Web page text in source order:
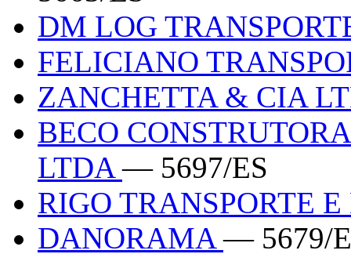
DM LOG
FELICIANO
ZANCHETTA & CIA
BECO
LTDA— 5697/ES
RIGO TRANSPORTE
DANORAMA— 5679/